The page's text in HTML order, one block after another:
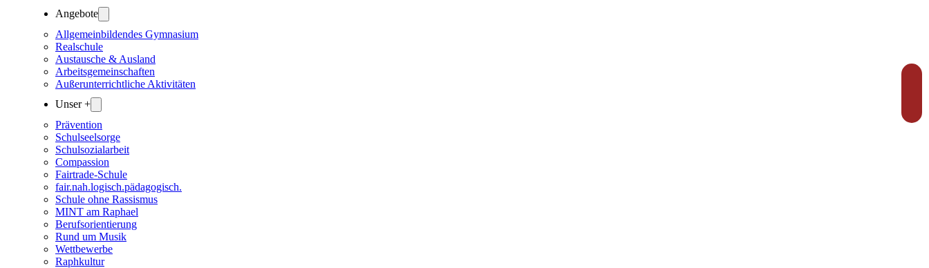
Angebote
Allgemeinbildendes Gymnasium
Realschule
Austausche & Ausland
Arbeitsgemeinschaften
Außerunterrichtliche Aktivitäten
Unser +
Prävention
Schulseelsorge
Schulsozialarbeit
Compassion
Fairtrade-Schule
fair.nah.logisch.pädagogisch.
Schule ohne Rassismus
MINT am Raphael
Berufsorientierung
Rund um Musik
Wettbewerbe
Raphkultur